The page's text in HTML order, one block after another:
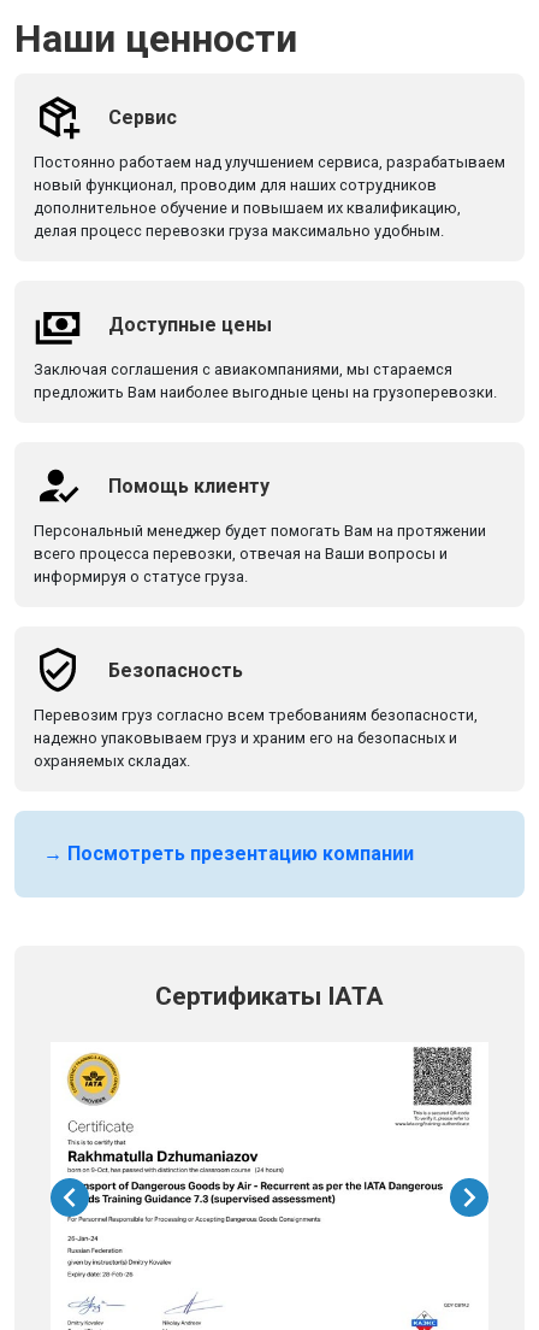
Наши ценности
Сервис
Постоянно работаем над улучшением сервиса, разрабатываем
новый функционал, проводим для наших сотрудников
дополнительное обучение и повышаем их квалификацию,
делая процесс перевозки груза максимально удобным.
Доступные цены
Заключая соглашения с авиакомпаниями, мы стараемся
предложить Вам наиболее выгодные цены на грузоперевозки.
Помощь клиенту
Персональный менеджер будет помогать Вам на протяжении
всего процесса перевозки, отвечая на Ваши вопросы и
информируя о статусе груза.
Безопасность
Перевозим груз согласно всем требованиям безопасности,
надежно упаковываем груз и храним его на безопасных и
охраняемых складах.
→ Посмотреть презентацию компании
Сертификаты IATA